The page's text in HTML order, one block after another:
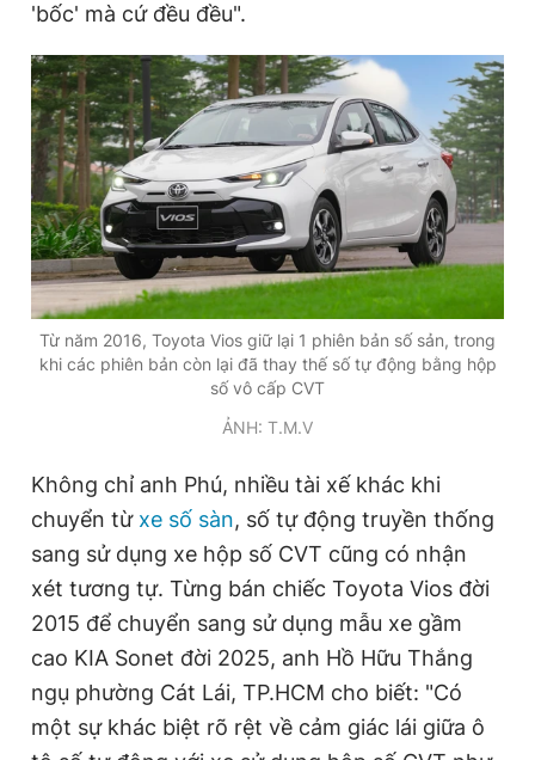
'bốc' mà cứ đều đều".
Từ năm 2016, Toyota Vios giữ lại 1 phiên bản số sản, trong
khi các phiên bản còn lại đã thay thế số tự động bằng hộp
số vô cấp CVT
ẢNH: T.M.V
Không chỉ anh Phú, nhiều tài xế khác khi
chuyển từ xe số sàn, số tự động truyền thống
sang sử dụng xe hộp số CVT cũng có nhận
xét tương tự. Từng bán chiếc Toyota Vios đời
2015 để chuyển sang sử dụng mẫu xe gầm
cao KIA Sonet đời 2025, anh Hồ Hữu Thắng
ngụ phường Cát Lái, TP.HCM cho biết: "Có
một sự khác biệt rõ rệt về cảm giác lái giữa ô